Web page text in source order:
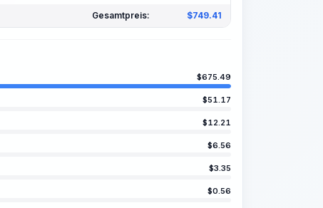
Gesamtpreis: $749.41
$675.49
$51.17
$12.21
$6.56
$3.35
$0.56